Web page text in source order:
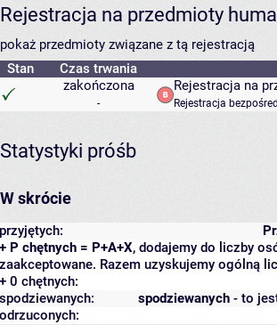
Rejestracja na przedmioty
pokaż przedmioty związane z tą rejestracją
Stan
Czas trwania
zakończona
-
Rejestracja na
Rejestracja
Statystyki próśb
W skrócie
przyjętych:
+ P chętnych = P+A+X, dodajemy do liczby
zaakceptowane. Razem uzyskujemy ogólną
+ 0 chętnych:
spodziewanych - to
spodziewanych:
odrzuconych: